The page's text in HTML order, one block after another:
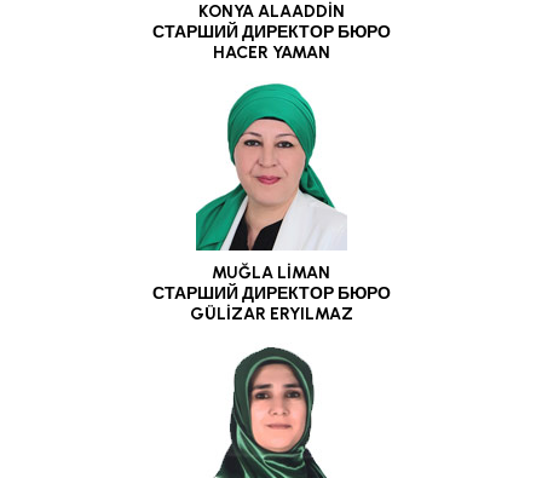
KONYA ALAADDİN
СТАРШИЙ ДИРЕКТОР БЮРО
HACER YAMAN
MUĞLA LİMAN
СТАРШИЙ ДИРЕКТОР БЮРО
GÜLİZAR ERYILMAZ